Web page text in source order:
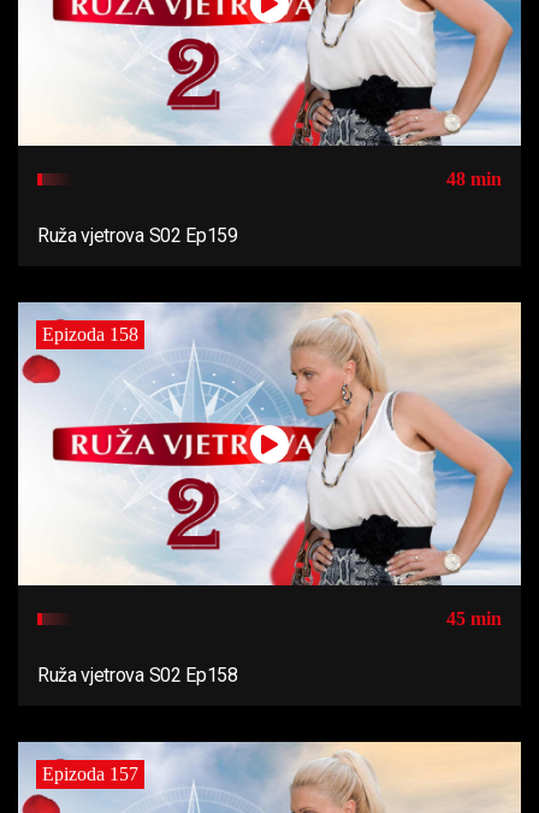
48 min
Ruža vjetrova S02 Ep159
Epizoda 158
45 min
Ruža vjetrova S02 Ep158
Epizoda 157